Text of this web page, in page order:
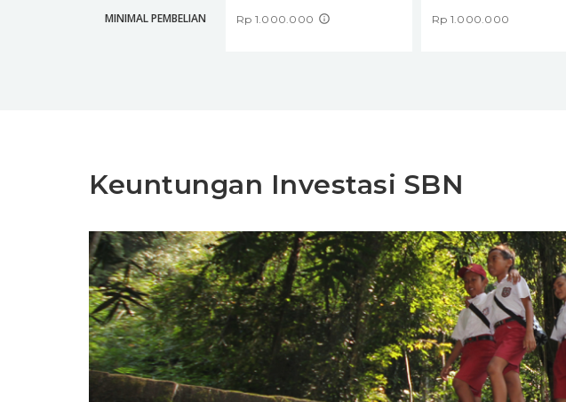
MINIMAL PEMBELIAN Rp 1.000.000 Rp 1.000.000
Keuntungan Investasi SBN